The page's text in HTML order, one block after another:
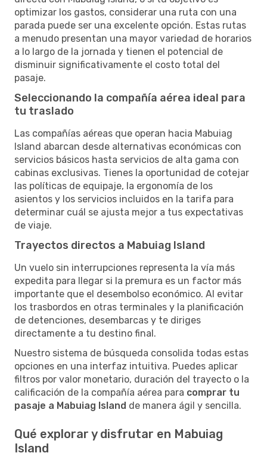
optimizar los gastos, considerar una ruta con una
parada puede ser una excelente opción. Estas rutas
a menudo presentan una mayor variedad de horarios
a lo largo de la jornada y tienen el potencial de
disminuir significativamente el costo total del
pasaje.
Seleccionando la compañía aérea ideal para
tu traslado
Las compañías aéreas que operan hacia Mabuiag
Island abarcan desde alternativas económicas con
servicios básicos hasta servicios de alta gama con
cabinas exclusivas. Tienes la oportunidad de cotejar
las políticas de equipaje, la ergonomía de los
asientos y los servicios incluidos en la tarifa para
determinar cuál se ajusta mejor a tus expectativas
de viaje.
Trayectos directos a Mabuiag Island
Un vuelo sin interrupciones representa la vía más
expedita para llegar si la premura es un factor más
importante que el desembolso económico. Al evitar
los trasbordos en otras terminales y la planificación
de detenciones, desembarcas y te diriges
directamente a tu destino final.
Nuestro sistema de búsqueda consolida todas estas
opciones en una interfaz intuitiva. Puedes aplicar
filtros por valor monetario, duración del trayecto o la
calificación de la compañía aérea para comprar tu
pasaje a Mabuiag Island de manera ágil y sencilla.
Qué explorar y disfrutar en Mabuiag
Island